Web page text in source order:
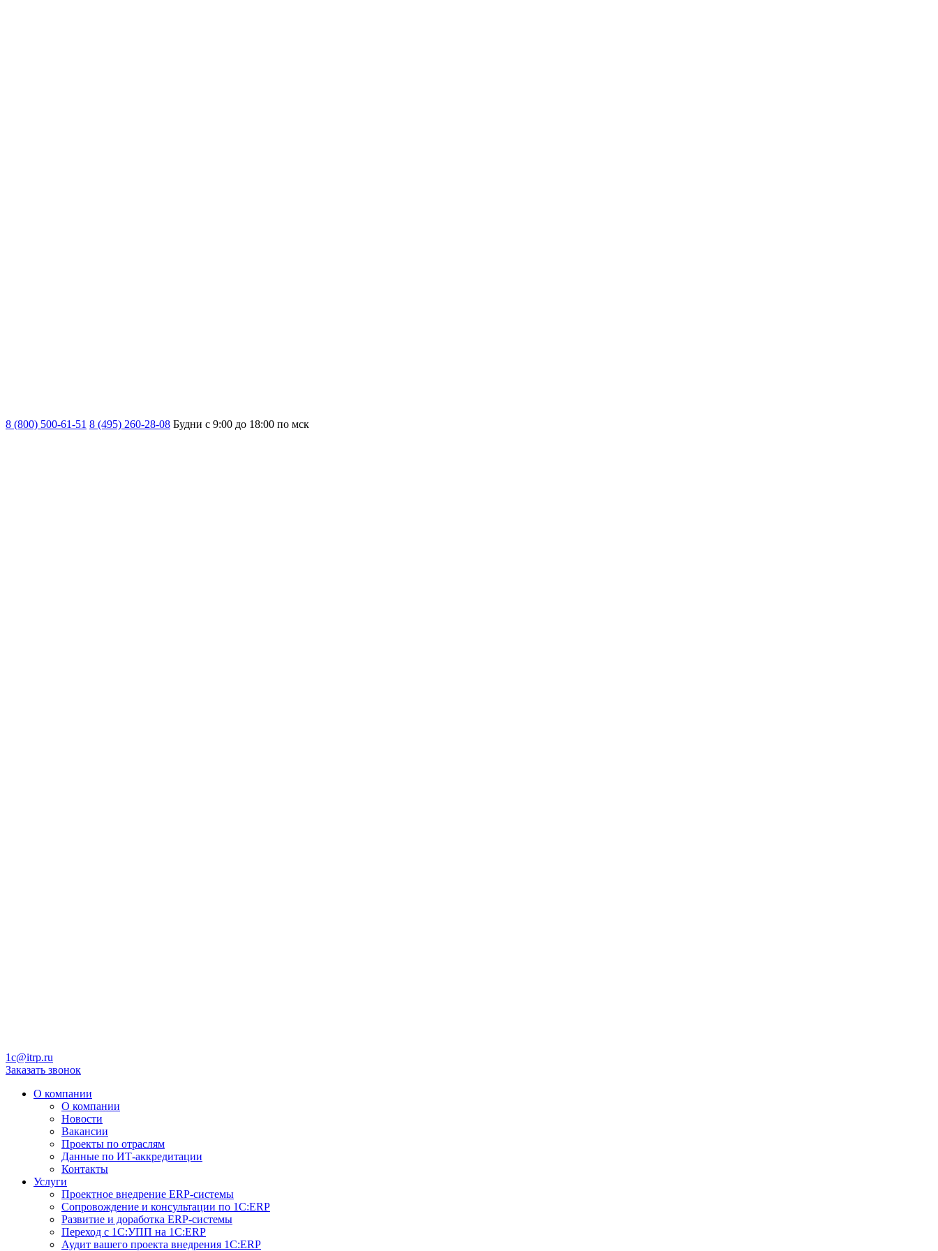
8 (800) 500-61-51 8 (495) 260-28-08 Будни с 9:00 до 18:00 по мск
1c@itrp.ru
Заказать звонок
О компании
О компании
Новости
Вакансии
Проекты по отраслям
Данные по ИТ-аккредитации
Контакты
Услуги
Проектное внедрение ERP-системы
Сопровождение и консультации по 1C:ERP
Развитие и доработка ERP-системы
Переход с 1С:УПП на 1С:ERP
Аудит вашего проекта внедрения 1С:ERP